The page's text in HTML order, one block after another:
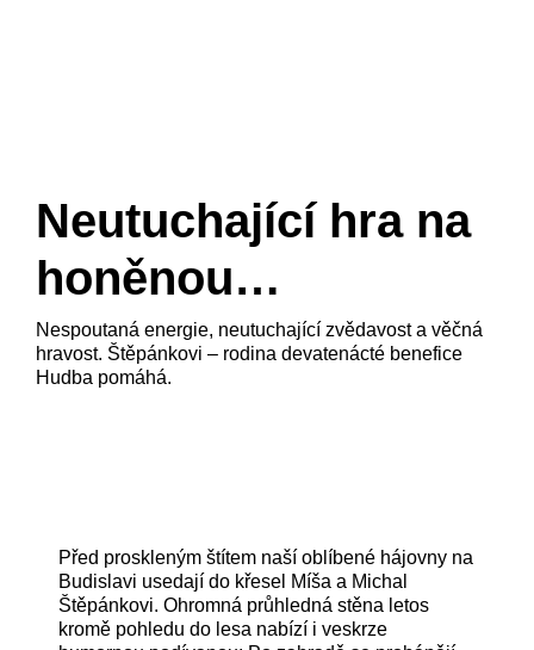
Neutuchající hra na
honěnou…
Nespoutaná energie, neutuchající zvědavost a věčná
hravost. Štěpánkovi – rodina devatenácté benefice
Hudba pomáhá.
Před proskleným štítem naší oblíbené hájovny na
Budislavi usedají do křesel Míša a Michal
Štěpánkovi. Ohromná průhledná stěna letos
kromě pohledu do lesa nabízí i veskrze